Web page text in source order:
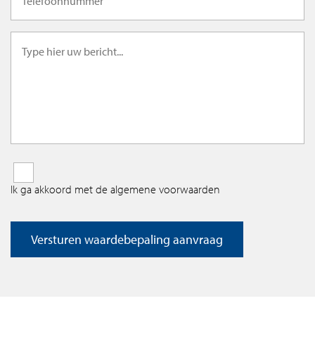
Ik ga akkoord met de algemene voorwaarden
Versturen waardebepaling aanvraag